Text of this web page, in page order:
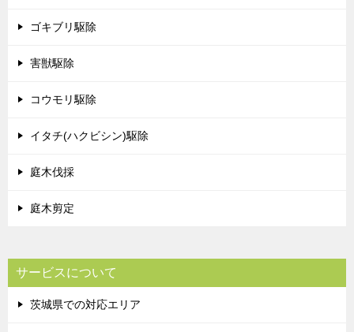
ゴキブリ駆除
害獣駆除
コウモリ駆除
イタチ(ハクビシン)駆除
庭木伐採
庭木剪定
サービスについて
茨城県での対応エリア